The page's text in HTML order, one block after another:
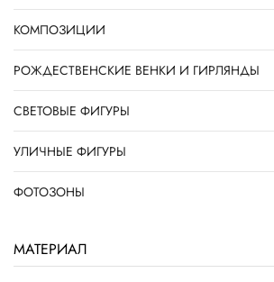
КОМПОЗИЦИИ
РОЖДЕСТВЕНСКИЕ ВЕНКИ И ГИРЛЯНДЫ
СВЕТОВЫЕ ФИГУРЫ
УЛИЧНЫЕ ФИГУРЫ
ФОТОЗОНЫ
МАТЕРИАЛ